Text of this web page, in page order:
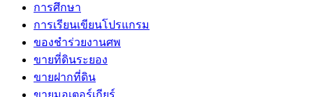
การศึกษา
การเรียนเขียนโปรแกรม
ของชำร่วยงานศพ
ขายที่ดินระยอง
ขายฝากที่ดิน
ขายมอเตอร์เกียร์